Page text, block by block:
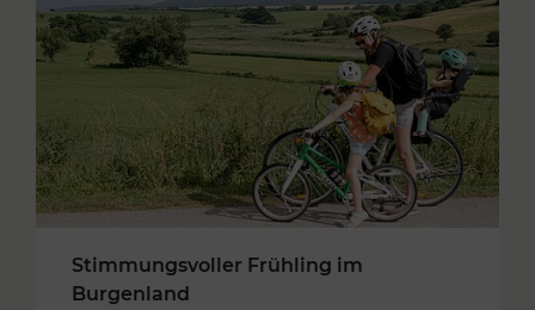
Stimmungsvoller Frühling im
Burgenland